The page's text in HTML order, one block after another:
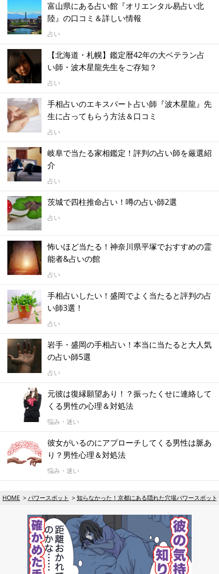
富山県にある占い館『オリエンタル易占い北
陸』の口コミ＆詳しい情報
占い
【北海道・札幌】鑑定暦42年の大ベテラン占
い師・波木星龍先生をご存知？
占い
手相占いのエキスパート占い師『波木星龍』先
生に占ってもらう方法＆口コミ
占い
岐阜で当たる家相鑑定！評判の占い師を厳選紹
介
占い
茨城で四柱推命占い！噂の占い師2選
占い
怖いほど当たる！神奈川県平塚でおすすめの霊
能者&占いの館
占い
手相占いしたい！盛岡でよく当たると評判の占
い師3選！
占い
岩手・盛岡の手相占い！本当に当たると大人気
の占い師5選
占い
元彼は復縁願望あり！？振ったくせに連絡して
くる男性の心理＆対処法
悩み・迷い
彼女がいるのにアプローチしてくる男性は脈あ
り？男性心理＆対処法
悩み・迷い
HOME パワースポット 知らなかった！京都にある隠れた穴場パワースポット